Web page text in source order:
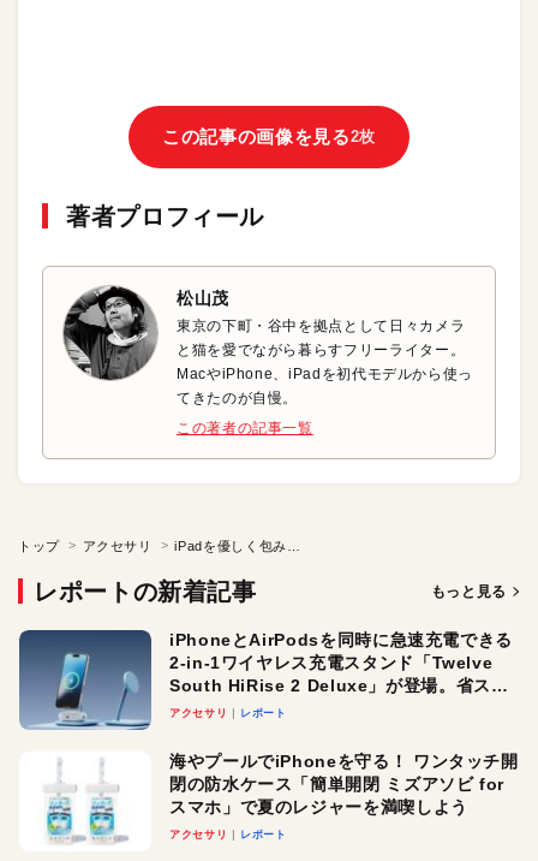
この記事の画像を見る2枚
著者プロフィール
松山茂
東京の下町・谷中を拠点として日々カメラ
と猫を愛でながら暮らすフリーライター。
MacやiPhone、iPadを初代モデルから使っ
てきたのが自慢。
この著者の記事一覧
トップ アクセサリ
レポートの新着記事 もっと見る
iPhoneとAirPodsを同時に急速充電できる
2-in-1ワイヤレス充電スタンド「Twelve
South HiRise 2 Deluxe」が登場。省スペ
ースでおしゃれに充電したい人にオスス
アクセサリ レポート
海やプールでiPhoneを守る！ ワンタッチ開
閉の防水ケース「簡単開閉 ミズアソビ for
スマホ」で夏のレジャーを満喫しよう
アクセサリ レポート